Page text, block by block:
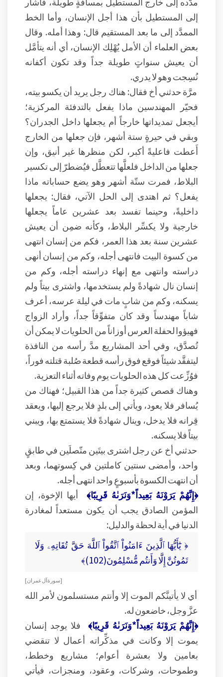
إلى المستطيل بأن هذا أجل الإنسان، وأما الخط
الممدَّد إلى ما بعد المستقيم قال: وهذا أمله. وقال
بعض العلماء أن الأمل يُهْلِك الإنسان، أي أنه يتأمَّل
أن يعيش سنواتٍ طويلة جداً وقد تكون أكفانه
نُسِجت وهو لا يدري.
مرَّة حدثني أخ فقال: هناك رجل يريد أن يكسو بيته،
فحيّر المهندسين ماذا يفعل بالتدفئة المركزية؛
أيجعل تمديداتها خارجاً أم يجعلها داخل الجدران؟
وبقي في حيرةٍ ستة أشهر، فإن جعلها من الخارج
أَعطت فاعليةً أكبر، لكن منظرها غير أنيق، وإن
جعلها من الداخل فلعلَّها تتعطَّل فيُضطرّ إلى تكسير
البلاط، فمرت ستّة أشهر وهو يضع حساباته ماذا
يفعل؟ ثم اهتدى إلى الحل الآتي، فقال: يجعلها
داخليةً، وحينما تفسد بعد عشرين عاماً يجعلها
خارجية ولا يكسِّر البلاط، وكأنه ضمِن أن يعيش
عشرين سنة بعد هذا العمر، فكم من إنسان انتهى
من كسوة البيت فانتهى أجله، وكم من إنسان أنهى
دراسته وانتهى مع إنهاء دراسته أجله، وكم من
إنسان نال شهادةً ولم يستخدمها، واشترى بيتاً ولم
يسكنه، وكم من شابٍ مات في ليلة عرسه، أعرف
شاباً مهندساً وقد كان متفوِّقاً جداً، وأراد الزواج
فهيؤوا لحفلة العرس أوزاناً من الحلويات لا يمكن أن
تُصدَّق، وفي أحد المشاريع مدَّ رأسه من النافذة
ليتفقَّد شيئاً فوقع فوق رأسه قطعة صُلبة قتلته فوراً،
فوُزِّعت كل هذه الحلويات يوم وفاته أثناء التعزية.
وهناك قصص كثيرة جداً من هذا القبيل؛ فهناك من
يُسافر فلا يعود، ويأتي إلى بلدٍ فلا يرجع إليها، ويعقد
قِرانه فلا يدخل، وينال شهادةً فلا يستمتع بها، ويبني
بيتاً فلا يسكنه.
حدثني أخ عن رجل اشترى بيتَين متّصلَين في طابقٍ
واحد، وأمضى سنتين كاملتين في كِسوتهما، وبعد
أن انتهت الكسوة بأسبوعٍ واحد انتهى أجله.
﴿إِنَّهُمْ يَرَوْنَهُ بَعِيداً*وَنَرَىٰهُ قَرِيبًا﴾
أيها الإخوة، إن
المؤمن الصادق يجب أن يكون مستعداً لمغادرة
الدنيا في أية لحظة والدليل:
﴿ يَٰٓأَيُّهَا ٱلَّذِينَ ءَامَنُواْ ٱتَّقُواْ ٱللَّهَ حَقَّ تُقَاتِهِۦ وَلَا
تَمُوتُنَّ إِلَّا وَأَنتُم مُّسْلِمُونَ(102)﴾
[ سورة آل عمران ]
أي لا يأتينَّكم الموت إلا وأنتم مستسلمون لأمر الله
عزَّ وجل، خاضعون له.
﴿إِنَّهُمْ يَرَوْنَهُ بَعِيداً*وَنَرَىٰهُ قَرِيبًا﴾
فلا يوجد إنسان
يموت إلا وكانت في مذكِّراته أعمال لا تنقضي
بعامين ولا بعشرة أعوام؛ مشاريع وخطط،
وطموحات، وشركات، وعقود، ومنجزات، فيأتي